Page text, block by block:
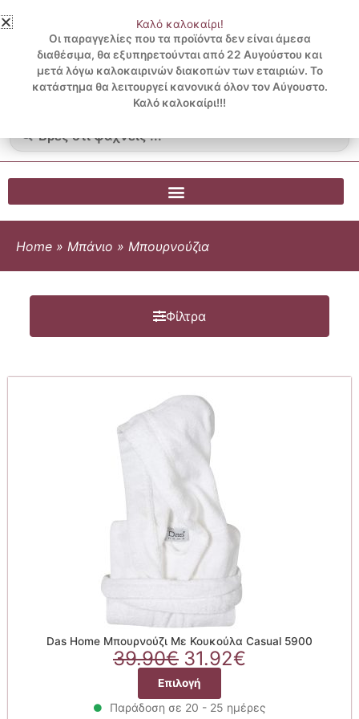
στο
περιεχόμενο
3 ΔΟΣΕΙΣ ΧΩΡΙΣ ΠΙΣΤΩΤΙΚΗ ΜΕ KLARNA
...
Λογαριασμός
Blog
0.00€
0
Cart
Home » Μπάνιο » Μπουρνούζια
Φίλτρα
Das Home Μπουρνούζι Με Κουκούλα Casual 5900
39.90€ Original
price
was:
39.90€.
31.92€
είναι:
Επιλογή
προϊόν
Παράδοση σε 20 - 25 ημέρες
Καλό καλοκαίρι!
Οι παραγγελίες που τα προϊόντα δεν είναι άμεσα
διαθέσιμα, θα εξυπηρετούνται από 22 Αυγούστου και
μετά λόγω καλοκαιρινών διακοπών των εταιριών. Το
κατάστημα θα λειτουργεί κανονικά όλον τον Αύγουστο.
Καλό καλοκαίρι!!!